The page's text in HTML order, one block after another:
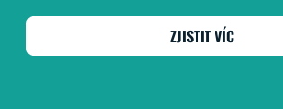
ZJISTIT VÍC